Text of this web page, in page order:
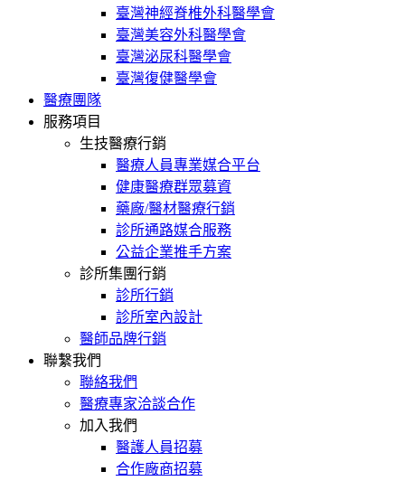
臺灣神經脊椎外科醫學會
臺灣美容外科醫學會
臺灣泌尿科醫學會
臺灣復健醫學會
醫療團隊
服務項目
生技醫療行銷
醫療人員專業媒合平台
健康醫療群眾募資
藥廠/醫材醫療行銷
診所通路媒合服務
公益企業推手方案
診所集團行銷
診所行銷
診所室內設計
醫師品牌行銷
聯繫我們
聯絡我們
醫療專家洽談合作
加入我們
醫護人員招募
合作廠商招募